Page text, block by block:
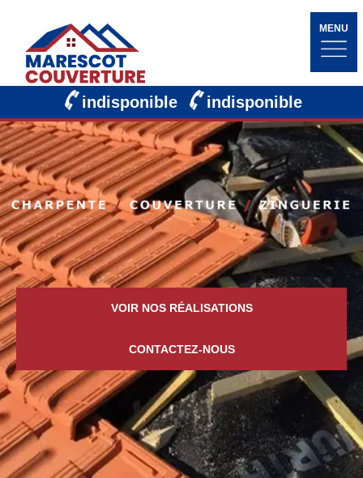
MENU
indisponible indisponible
VOIR NOS RÉALISATIONS
CONTACTEZ-NOUS